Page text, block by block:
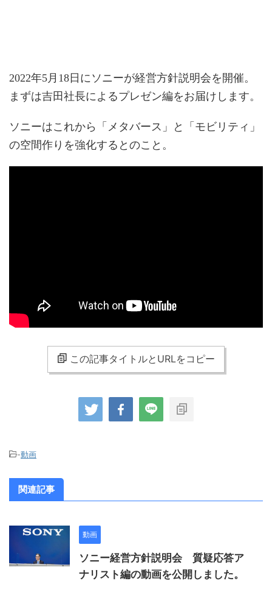
2022年5月18日にソニーが経営方針説明会を開催。
まずは吉田社長によるプレゼン編をお届けします。
ソニーはこれから「メタバース」と「モビリティ」
の空間作りを強化するとのこと。
この記事タイトルとURLをコピー
-動画
関連記事
動画
ソニー経営方針説明会 質疑応答ア
ナリスト編の動画を公開しました。